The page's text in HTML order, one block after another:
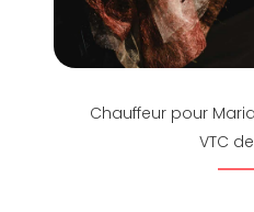
Chauffeur pour
VTC